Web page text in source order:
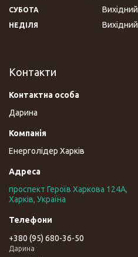
СУБОТА Вихідний
НЕДІЛЯ Вихідний
Контакти
Дарина
Енерголідер Харків
проспект Героїв Харкова 124А,
Харків, Україна
+380 (95) 680-36-50
Дарина